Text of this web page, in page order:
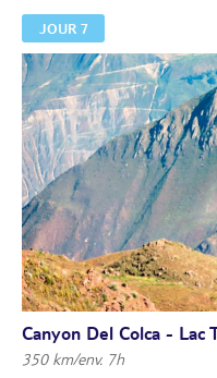
Déjeuner.
Puis, petite
villages. Arrivée auxsources
Dîner libre.
Nuit à l'hôtel.
JOUR 7
Canyon Del Colca - Lac
350 km/env. 7h